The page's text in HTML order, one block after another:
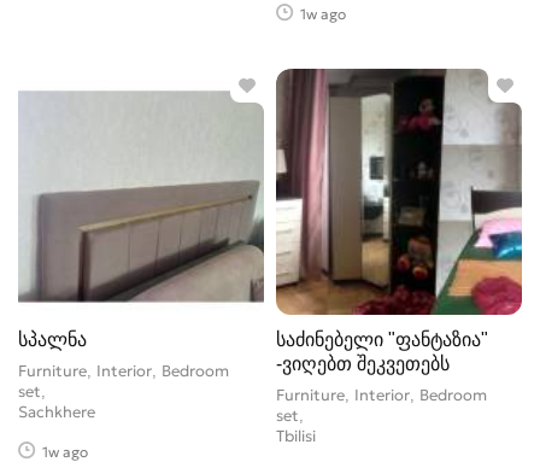
1w ago
სპალნა
Furniture, Interior, Bedroom
set
Sachkhere
1w ago
საძინებელი "ფანტაზია"
-ვიღებთ შეკვეთებს
Furniture, Interior, Bedroom
set
Tbilisi